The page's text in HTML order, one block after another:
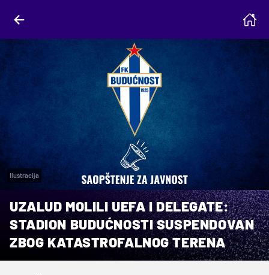
Ilustracija
UZALUD MOLILI UEFA I DELEGATE:
STADION BUDUĆNOSTI SUSPENDOVAN
ZBOG KATASTROFALNOG TERENA